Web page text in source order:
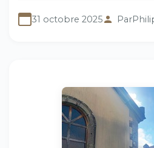
31 octobre 2025 Par